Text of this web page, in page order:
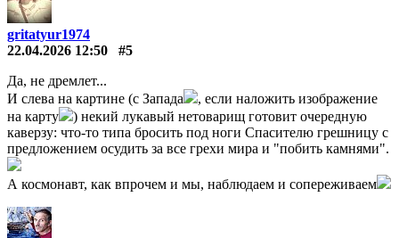
gritatyur1974
22.04.2026 12:50
#5
Да, не дремлет...
И слева на картине (с Запада
, если наложить изображение
на карту
) некий лукавый нетоварищ готовит очередную
каверзу: что-то типа бросить под ноги Спасителю грешницу с
предложением осудить за все грехи мира и "побить камнями".
А космонавт, как впрочем и мы, наблюдаем и сопереживаем